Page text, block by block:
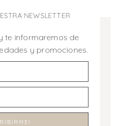
NEWSLETTER
te informaremos de
y promociones.